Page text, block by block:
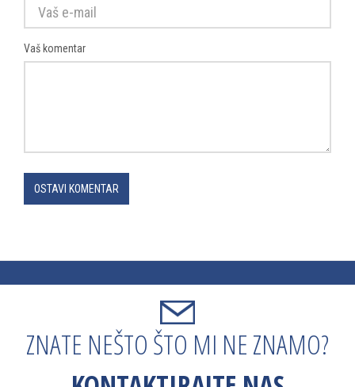
Vaš komentar
OSTAVI KOMENTAR
ZNATE NEŠTO ŠTO MI NE ZNAMO?